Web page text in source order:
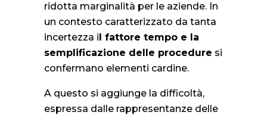
ridotta marginalità per le aziende. In
un contesto caratterizzato da tanta
incertezza il fattore tempo e la
semplificazione delle procedure si
confermano elementi cardine.
A questo si aggiunge la difficoltà,
espressa dalle rappresentanze delle